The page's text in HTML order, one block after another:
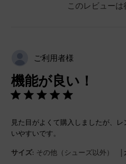
このレビュー
ご利用者様
機能が良い！
見た目がよくて購入しましたが、
いやすいです。
サイズ: その他（シューズ以外） |